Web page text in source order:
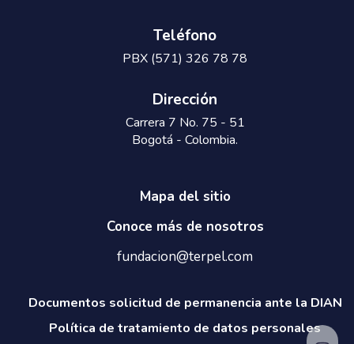
Teléfono
PBX (571) 326 78 78
Dirección
Carrera 7 No. 75 - 51
Bogotá - Colombia.
Mapa del sitio
Conoce más de nosotros
fundacion@terpel.com
Documentos solicitud de permanencia ante la DIAN
Política de tratamiento de datos personales